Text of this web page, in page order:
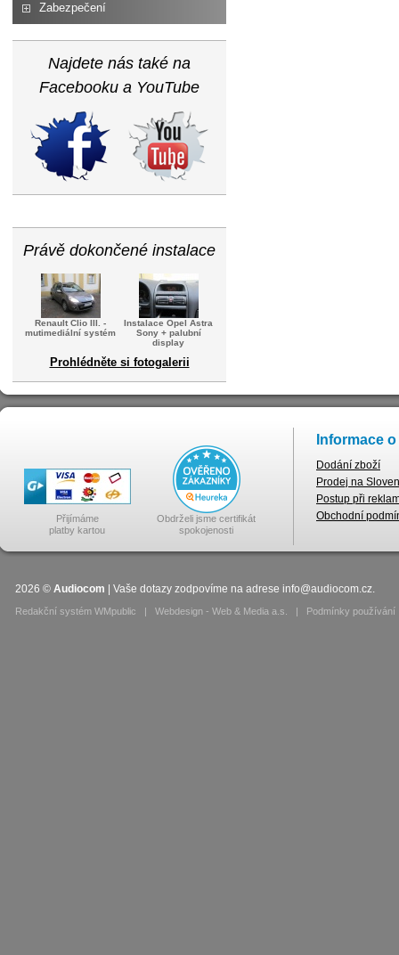
Zabezpečení
Najdete nás také na
Facebooku a YouTube
Právě dokončené instalace
Renault Clio III. -
mutimediální systém
Instalace Opel Astra
Sony + palubní
display
Prohlédněte si fotogalerii
Přijímáme
platby kartou
Obdrželi jsme certifikát
spokojenosti
Informace
Dodání zboží
Prodej na
Postup při
Obchodní
2026 © Audiocom | Vaše dotazy zodpovíme na adrese info@audiocom.cz.
Redakční systém WMpublic | Webdesign - Web & Media a.s. | Podmínky používání